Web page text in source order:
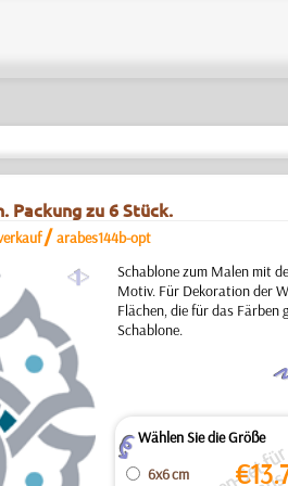
Packung zu 6 Stück.
/arabes144b-opt
a
Schablone zum Malen mit
Motiv. Für Dekoration der
Flächen, die für das Färben
Schablone.
ZWählen Sie die Größe
6x6 cm €